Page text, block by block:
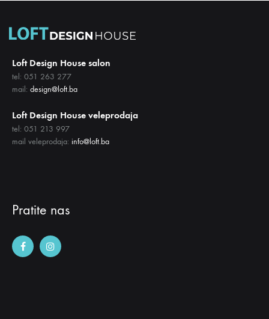
Loft Design House salon
tel: 051 263 277
mail: design@loft.ba
Loft Design House veleprodaja
tel: 051 213 997
mail veleprodaja: info@loft.ba
Pratite nas